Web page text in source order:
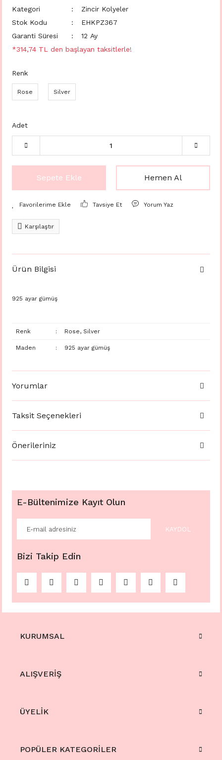
Kategori
Zincir Kolyeler
Stok Kodu
EHKPZ367
Garanti Süresi
12 Ay
*314,74 TL den başlayan taksitlerle!
Renk
Rose Silver
Adet
Sepete Ekle Hemen Al
Tavsiye Et Yorum Yaz
Karşılaştır
Ürün Bilgisi
925 ayar gümüş
Renk : Rose, Silver
Maden : 925 ayar gümüş
Yorumlar
Taksit Seçenekleri
Önerileriniz
E-Bültenimize Kayıt Olun
KAYDOL
Bizi Takip Edin
KURUMSAL
ALIŞVERİŞ
ÜYELİK
POPÜLER KATEGORİLER